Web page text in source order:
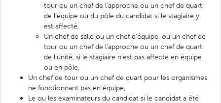
tour ou un chef de l’approche ou un chef de quart,
de l’équipe ou du pôle du candidat si le stagiaire y
est affecté,
Un chef de salle ou un chef d’équipe, ou un chef de
tour ou un chef de l’approche ou un chef de quart
de l’unité, si le stagiaire n’est pas affecté en équipe
ou en pôle,
Un chef de tour ou un chef de quart pour les organismes
ne fonctionnant pas en équipe,
Le ou les examinateurs du candidat si le candidat a été